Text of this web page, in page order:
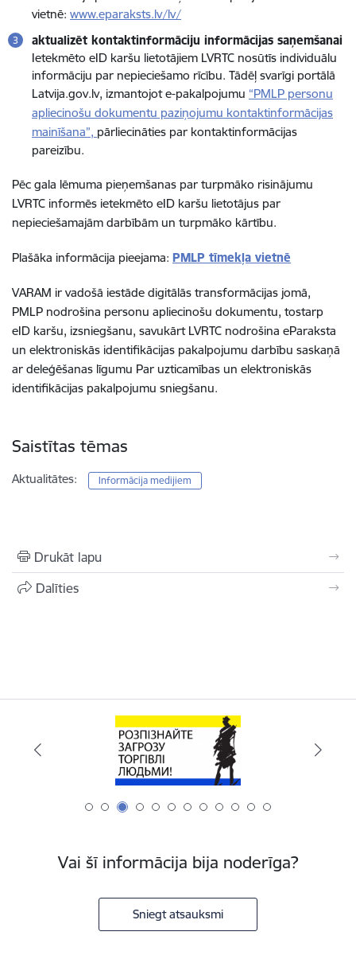
vietnē: www.eparaksts.lv/lv/
aktualizēt kontaktinformāciju informācijas saņemšanai
Ietekmēto eID karšu lietotājiem LVRTC nosūtīs individuālu
informāciju par nepieciešamo rīcību. Tādēļ svarīgi portālā
Latvija.gov.lv, izmantojot e-pakalpojumu “PMLP personu
apliecinošu dokumentu paziņojumu kontaktinformācijas
mainīšana”, pārliecināties par kontaktinformācijas
pareizību.
Pēc gala lēmuma pieņemšanas par turpmāko risinājumu
LVRTC informēs ietekmēto eID karšu lietotājus par
nepieciešamajām darbībām un turpmāko kārtību.
Plašāka informācija pieejama: PMLP tīmekļa vietnē
VARAM ir vadošā iestāde digitālās transformācijas jomā,
PMLP nodrošina personu apliecinošu dokumentu, tostarp
eID karšu, izsniegšanu, savukārt LVRTC nodrošina eParaksta
un elektroniskās identifikācijas pakalpojumu darbību saskaņā
ar deleģēšanas līgumu Par uzticamības un elektroniskās
identifikācijas pakalpojumu sniegšanu.
Saistītas tēmas
Aktualitātes: Informācija medijiem
Drukāt lapu
Dalīties
Vai šī informācija bija noderīga?
Sniegt atsauksmi